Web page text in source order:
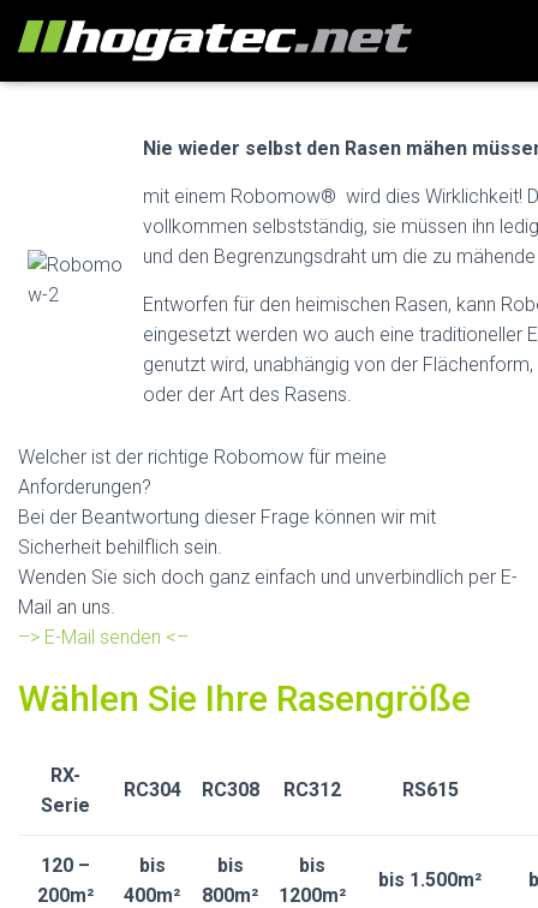
Nie wieder selbst den Rasen mähen
mit einem Robomow® wird dies Wirklichkeit!
vollkommen selbstständig, sie müssen ihn
und den Begrenzungsdraht um die zu
Entworfen für den heimischen Rasen, kann
eingesetzt werden wo auch eine traditioneller
genutzt wird, unabhängig von der
oder der Art des Rasens.
Welcher ist der richtige Robomow für meine
Anforderungen?
Bei der Beantwortung dieser Frage können wir mit
Sicherheit behilflich sein.
Wenden Sie sich doch ganz einfach und unverbindlich per E-
Mail an uns.
–> E-Mail senden <–
Wählen Sie Ihre Rasengröße
RX-
Serie
RC304 RC308 RC312 RS615
120 –
200m²
bis
400m²
bis
800m²
bis
1200m²
bis 1.500m²